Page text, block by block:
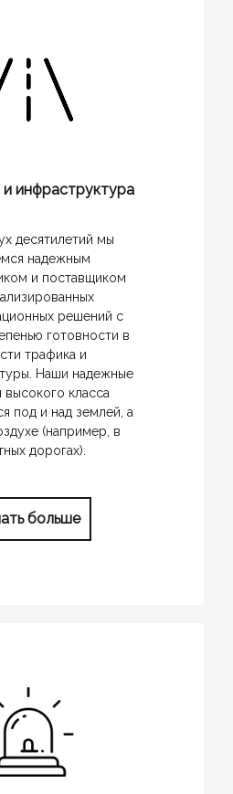
инфраструктура
десятилетий мы
надежным
и поставщиком
решений с
готовности в
трафика и
Наши надежные
класса
под и над землей, а
(например, в
дорогах).
больше